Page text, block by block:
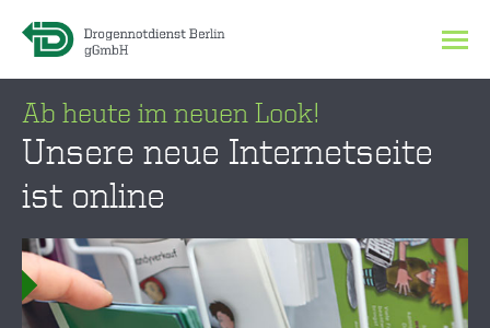
Ab heute im neuen Look!
Unsere neue Internetseite
ist online